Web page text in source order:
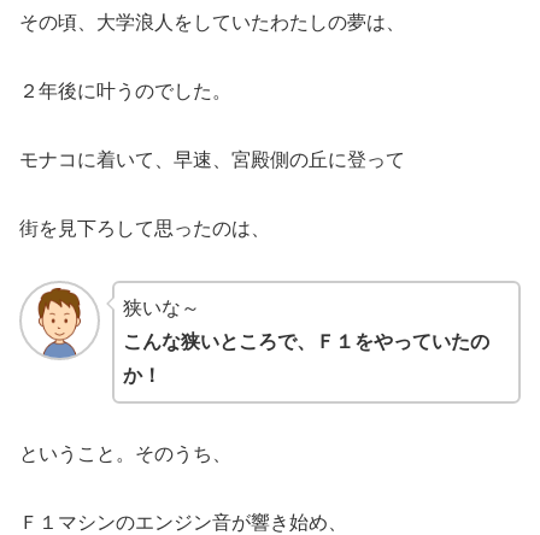
その頃、大学浪人をしていたわたしの夢は、
２年後に叶うのでした。
モナコに着いて、早速、宮殿側の丘に登って
街を見下ろして思ったのは、
狭いな～
こんな狭いところで、Ｆ１をやっていたの
か！
ということ。そのうち、
Ｆ１マシンのエンジン音が響き始め、